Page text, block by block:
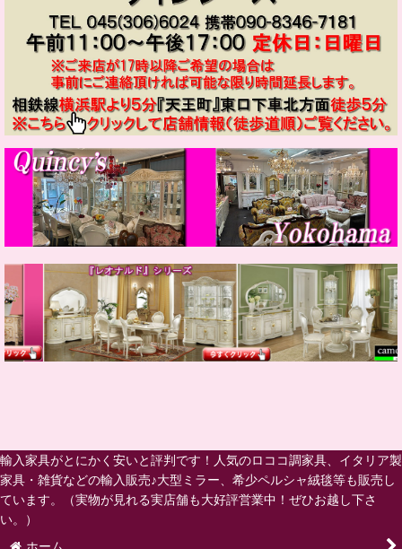
輸入家具がとにかく安いと評判です！人気のロココ調家具、イタリア製
家具・雑貨などの輸入販売♪大型ミラー、希少ペルシャ絨毯等も販売し
ています。（実物が見れる実店舗も大好評営業中！ぜひお越し下さ
い。）
ホーム